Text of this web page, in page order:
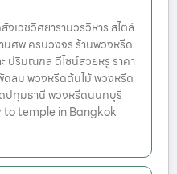
วชวิศยารามวรวิหาร สไตล์
ศพ ครบวงจร ร้านพวงหรีด
ปริมณฑล ดีไซน์สวยหรู ราคา
ลม พวงหรีดต้นไม้ พวงหรีด
ปทุมธานี พวงหรีดนนทบุรี
temple in Bangkok